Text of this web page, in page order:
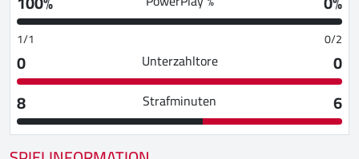
1/1 0/2
0 Unterzahltore
0
8
Strafminuten
6